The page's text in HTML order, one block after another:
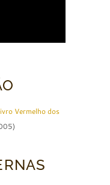
Vermelho dos